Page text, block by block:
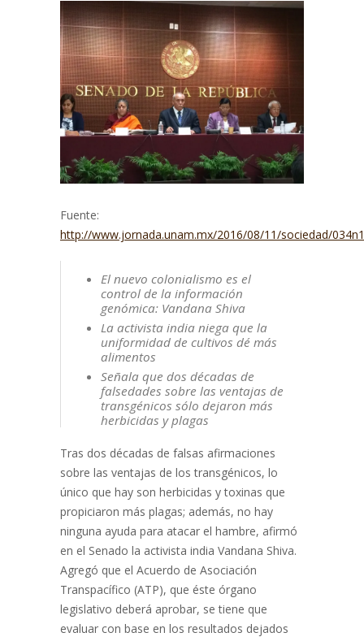
Fuente:
http://www.jornada.unam.mx/2016/08/11/sociedad/
El nuevo colonialismo es el
control de la información
genómica: Vandana Shiva
La activista india niega que la
uniformidad de cultivos dé más
alimentos
Señala que dos décadas de
falsedades sobre las ventajas de
transgénicos sólo dejaron más
herbicidas y plagas
Tras dos décadas de falsas afirmaciones
sobre las ventajas de los transgénicos, lo
único que hay son herbicidas y toxinas que
propiciaron más plagas; además, no hay
ninguna ayuda para atacar el hambre, afirmó
en el Senado la activista india Vandana Shiva.
Agregó que el Acuerdo de Asociación
Transpacífico (ATP), que éste órgano
legislativo deberá aprobar, se tiene que
evaluar con base en los resultados dejados